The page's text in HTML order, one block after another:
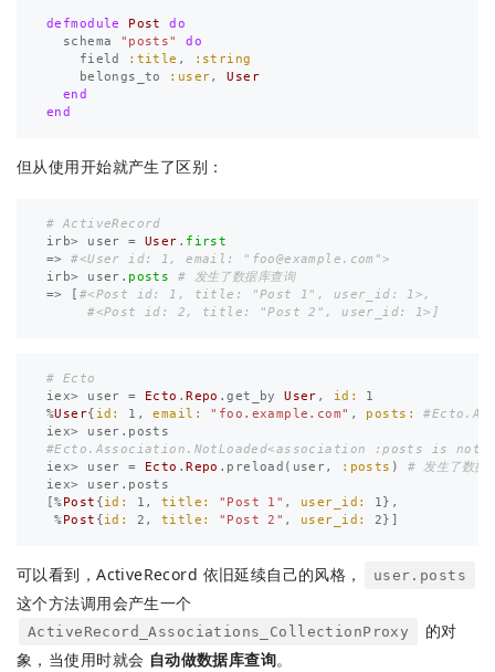
defmodule Post
do
schema
"posts"
do
field
:title ,
:string
belongs_to
:user,
User
end
end
但从使用开始就产生了区别：
# ActiveRecord
irb> user = User . first
=>
#<User id: 1, email: " foo@example.com ">
irb> user . posts
# 发生了数据库查询
=>
#<Post id: 1, title: "Post 1", user_id: 1>,
#<Post id: 2, title: "Post 2", user_id: 1>]
# Ecto
iex> user = Ecto .Repo .get_by User , id:
1
%User{ id: 1 , email: "foo.example.com" , posts:
iex> user . posts
#Ecto.Association.NotLoaded<association :posts is not
iex> user = Ecto .Repo . preload ( user, :posts )
# 发生了数据
iex> user . posts
[%Post {id: 1 , title: "Post 1" , user_id: 1},
%Post {id: 2 , title: "Post 2" , user_id: 2}]
可以看到，ActiveRecord 依旧延续自己的风格， user.posts
这个方法调用会产生一个
ActiveRecord_Associations_CollectionProxy
的对
象，当使用时就会 自动做数据库查询。